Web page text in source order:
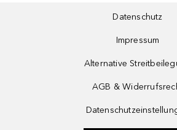
Datenschutz
Impressum
Alternative
AGB &